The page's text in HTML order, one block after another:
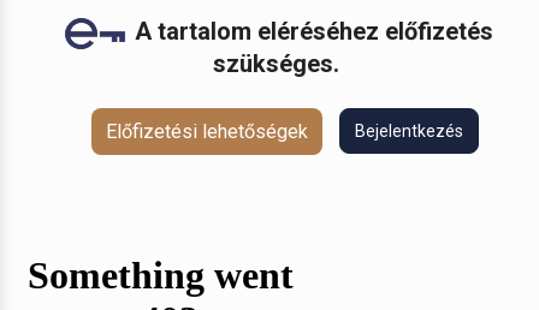
A tartalom eléréséhez előfizetés
szükséges.
Előfizetési lehetőségek Bejelentkezés